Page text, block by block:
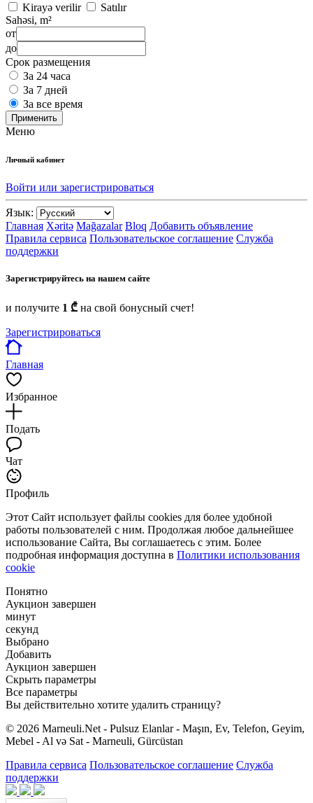
Kirayə verilir
Satılır
Sahəsi, m²
от
до
Срок размещения
За 24 часа
За 7 дней
За все время
Применить
Меню
Личный кабинет
Войти или зарегистрироваться
Язык:
Главная Xəritə Mağazalar Bloq Добавить объявление
Правила сервиса Пользовательское соглашение Служба
поддержки
Зарегистрируйтесь на нашем сайте
и получите 1 ₾ на свой бонусный счет!
Зарегистрироваться
Главная
Избранное
Подать
Чат
Профиль
Этот Сайт использует файлы cookies для более удобной
работы пользователей с ним. Продолжая любое дальнейшее
использование Сайта, Вы соглашаетесь с этим. Более
подробная информация доступна в Политики использования
cookie
Понятно
Аукцион завершен
минут
секунд
Выбрано
Добавить
Аукцион завершен
Скрыть параметры
Все параметры
Вы действительно хотите удалить страницу?
© 2026 Marneuli.Net - Pulsuz Elanlar - Maşın, Ev, Telefon, Geyim,
Mebel - Al və Sat - Marneuli, Gürcüstan
Правила сервиса Пользовательское соглашение Служба
поддержки